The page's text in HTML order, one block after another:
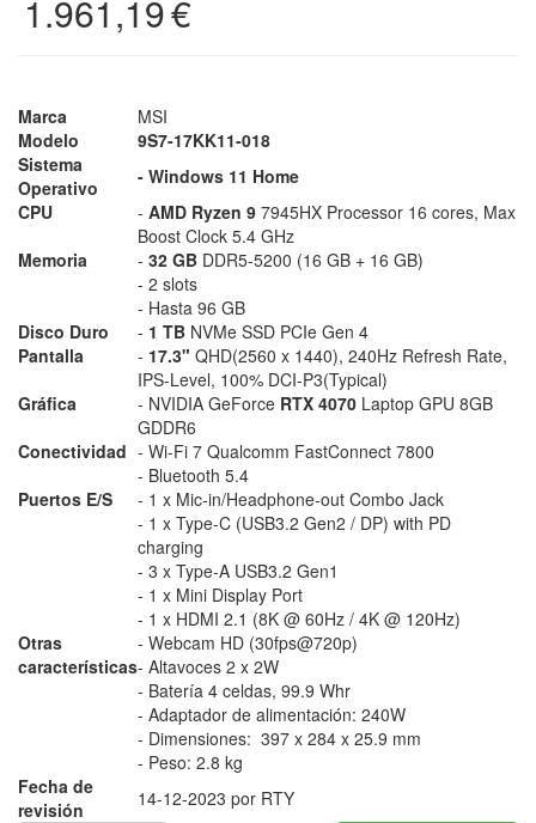
1.961,19€
Marca
MSI
Modelo
9S7-17KK11-018
Sistema
Operativo
- Windows 11 Home
CPU
- AMD Ryzen 9 7945HX Processor 16 cores, Max
Boost Clock 5.4 GHz
Memoria
- 32 GB DDR5-5200 (16 GB + 16 GB)
- 2 slots
- Hasta 96 GB
Disco Duro
- 1 TB NVMe SSD PCIe Gen 4
Pantalla
- 17.3" QHD(2560 x 1440), 240Hz Refresh Rate,
IPS-Level, 100% DCI-P3(Typical)
Gráfica
- NVIDIA GeForce RTX 4070 Laptop GPU 8GB
GDDR6
Conectividad - Wi-Fi 7 Qualcomm FastConnect 7800
- Bluetooth 5.4
Puertos E/S
- 1 x Mic-in/Headphone-out Combo Jack
- 1 x Type-C (USB3.2 Gen2 / DP) with PD
charging
- 3 x Type-A USB3.2 Gen1
- 1 x Mini Display Port
- 1 x HDMI 2.1 (8K @ 60Hz / 4K @ 120Hz)
Otras
características
- Webcam HD (30fps@720p)
- Altavoces 2 x 2W
- Batería 4 celdas, 99.9 Whr
- Adaptador de alimentación: 240W
- Dimensiones: 397 x 284 x 25.9 mm
- Peso: 2.8 kg
Fecha de
revisión
14-12-2023 por RTY